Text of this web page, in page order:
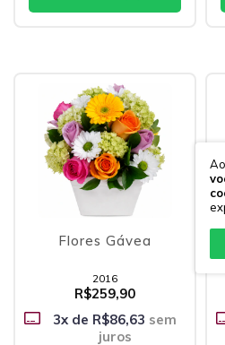
Flores Gávea
2016
R$259,90
3x de R$86,63 sem
juros